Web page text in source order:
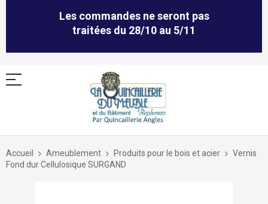
Les commandes ne seront pas
traitées du 28/10 au 5/11
Allez
contenu
Accueil Ameublement Produits pour le bois et acier
Vernis
Fond dur Cellulosique SURGAND